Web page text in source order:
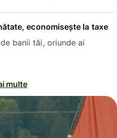
economisește la taxe
banii tăi, oriunde ai
multe